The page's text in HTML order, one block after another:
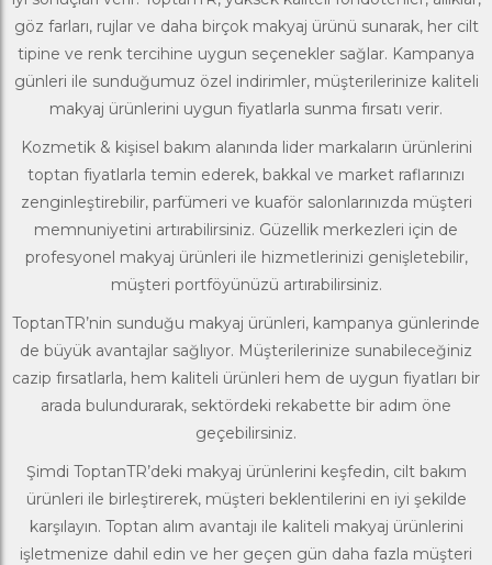
göz farları, rujlar ve daha birçok makyaj ürünü sunarak, her cilt
tipine ve renk tercihine uygun seçenekler sağlar. Kampanya
günleri ile sunduğumuz özel indirimler, müşterilerinize kaliteli
makyaj ürünlerini uygun fiyatlarla sunma fırsatı verir.
Kozmetik & kişisel bakım alanında lider markaların ürünlerini
toptan fiyatlarla temin ederek, bakkal ve market raflarınızı
zenginleştirebilir, parfümeri ve kuaför salonlarınızda müşteri
memnuniyetini artırabilirsiniz. Güzellik merkezleri için de
profesyonel makyaj ürünleri ile hizmetlerinizi genişletebilir,
müşteri portföyünüzü artırabilirsiniz.
ToptanTR’nin sunduğu makyaj ürünleri, kampanya günlerinde
de büyük avantajlar sağlıyor. Müşterilerinize sunabileceğiniz
cazip fırsatlarla, hem kaliteli ürünleri hem de uygun fiyatları bir
arada bulundurarak, sektördeki rekabette bir adım öne
geçebilirsiniz.
Şimdi ToptanTR’deki makyaj ürünlerini keşfedin, cilt bakım
ürünleri ile birleştirerek, müşteri beklentilerini en iyi şekilde
karşılayın. Toptan alım avantajı ile kaliteli makyaj ürünlerini
işletmenize dahil edin ve her geçen gün daha fazla müşteri